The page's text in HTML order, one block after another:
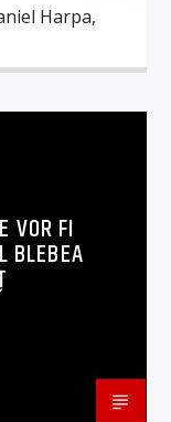
Harpa,
VOR FI
BLEBEA